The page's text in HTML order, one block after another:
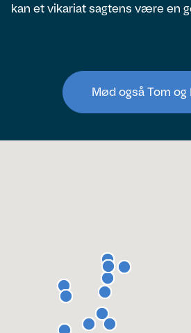
kan et vikariat sagtens være en
Mød også Tom og